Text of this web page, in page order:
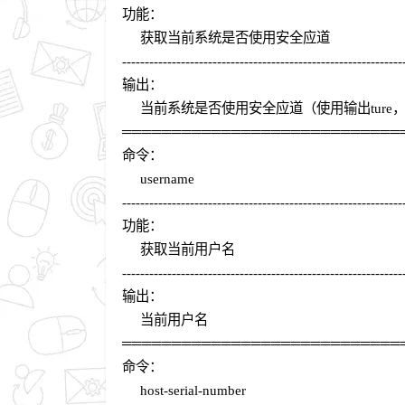
功能：
获取当前系统是否使用安全应道
输出：
当前系统是否使用安全应道（使用输出ture，
命令：
username
功能：
获取当前用户名
输出：
当前用户名
命令：
host-serial-number